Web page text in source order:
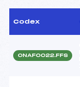
Codex
ONAF0022.FFS